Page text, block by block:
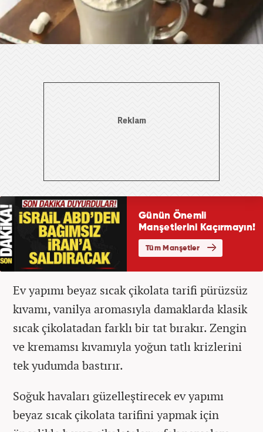
Ev yapımı beyaz sıcak çikolata tarifi pürüzsüz
kıvamı, vanilya aromasıyla damaklarda klasik
sıcak çikolatadan farklı bir tat bırakır. Zengin
ve kremamsı kıvamıyla yoğun tatlı krizlerini
tek yudumda bastırır.
Soğuk havaları güzelleştirecek ev yapımı
beyaz sıcak çikolata tarifini yapmak için